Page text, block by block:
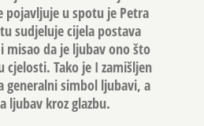
pojavljuje u spotu je Petra
sudjeluje cijela postava
misao da je ljubav ono što
cjelosti. Tako je I zamišljen
generalni simbol ljubavi, a
ljubav kroz glazbu.